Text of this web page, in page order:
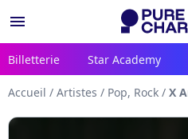
menu
Billetterie Star Academy
Accueil / Artistes / Pop, Rock / X